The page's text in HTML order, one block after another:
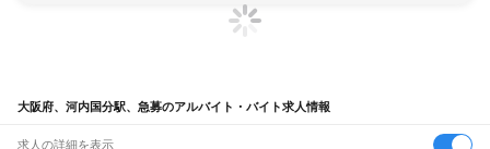
大阪府、河内国分駅、急募のアルバイト・バイト求人情報
求人の詳細を表示